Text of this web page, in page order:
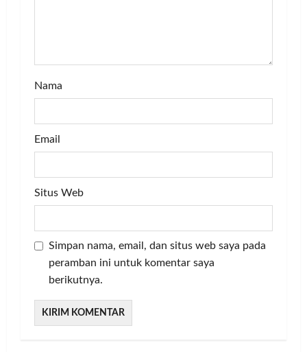
Nama
Email
Situs Web
Simpan nama, email, dan situs web saya pada
peramban ini untuk komentar saya
berikutnya.